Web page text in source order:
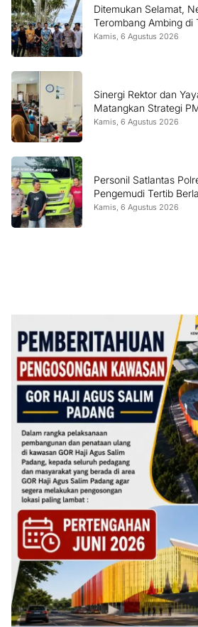
Ditemukan Selamat,
Terombang Ambing di
Kamis, 6 Agustus 2026
Sinergi Rektor dan
Matangkan Strategi
Kamis, 6 Agustus 2026
Personil Satlantas
Pengemudi Tertib
Kamis, 6 Agustus 2026